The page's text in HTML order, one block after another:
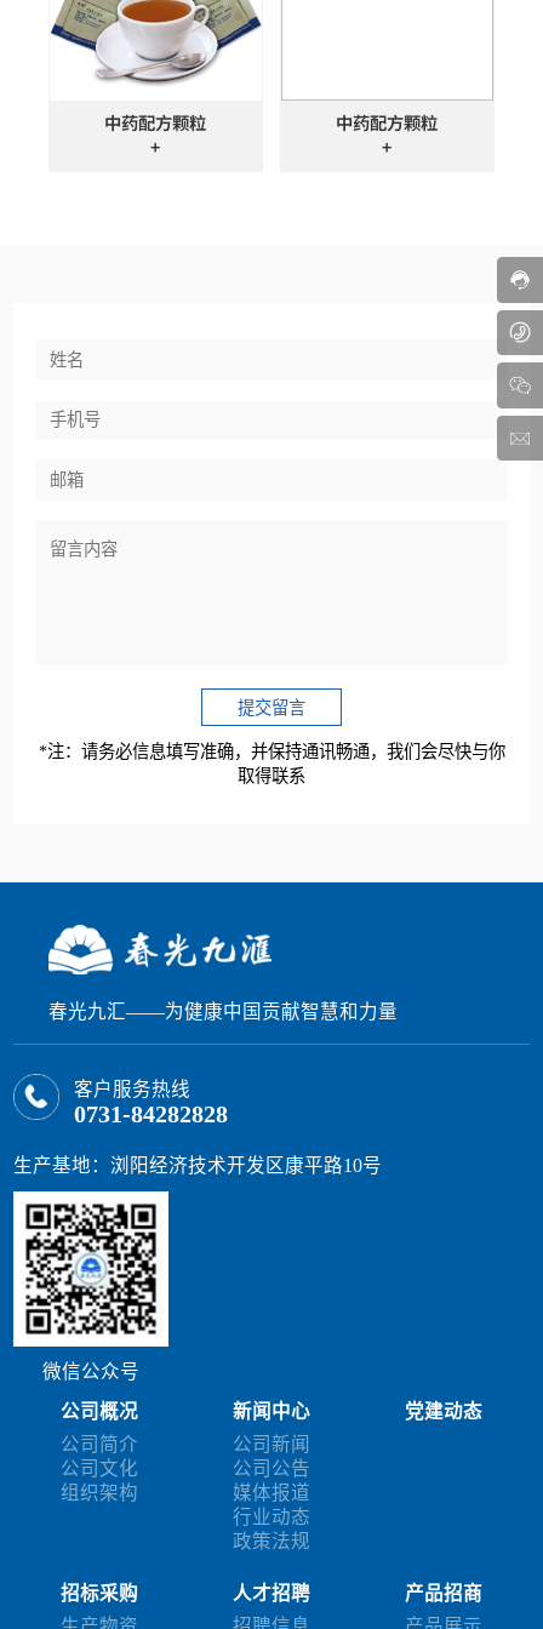
中药配方颗粒
+
中药配方颗粒
+
提交留言
*注：请务必信息填写准确，并保持通讯畅通，我们会尽快与你
取得联系
春光九汇——为健康中国贡献智慧和力量
客户服务热线
0731-84282828
生产基地：浏阳经济技术开发区康平路10号
微信公众号
公司概况
公司简介
公司文化
组织架构
新闻中心
公司新闻
公司公告
媒体报道
行业动态
政策法规
党建动态
招标采购
人才招聘
产品招商